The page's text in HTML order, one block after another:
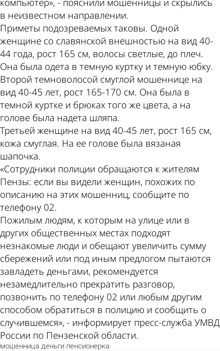
в неизвестном направлении.
Приметы подозреваемых таковы. Одной
женщине со славянской внешностью на вид 40-
44 года, рост 165 см, волосы светлые, до плеч.
Она была одета в темную куртку и темную юбку.
Второй темноволосой смуглой мошеннице на
вид 40-45 лет, рост 165-170 см. Она была в
темной куртке и брюках того же цвета, а на
голове была надета шляпа.
Третьей женщине на вид 40-45 лет, рост 165 см,
кожа смуглая. На ее голове была вязаная
шапочка.
«Сотрудники полиции обращаются к жителям
Пензы: если вы видели женщин, похожих по
описанию на этих мошенниц, сообщите по
телефону 02.
Пожилым людям, к которым на улице или в
других общественных местах подходят
незнакомые люди и обещают увеличить сумму
сбережений или под иным предлогом пытаются
завладеть деньгами, рекомендуется
незамедлительно прекратить разговор,
позвонить по телефону 02 или любым другим
способом обратиться в полицию и сообщить о
случившемся», - информирует пресс-служба УМВД
России по Пензенской области.
мошенница деньги пенсионерка